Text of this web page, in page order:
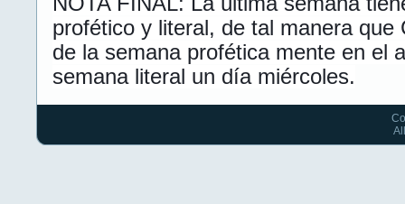
profético y literal, de tal manera que
de la semana profética mente en el
semana literal un día miércoles.